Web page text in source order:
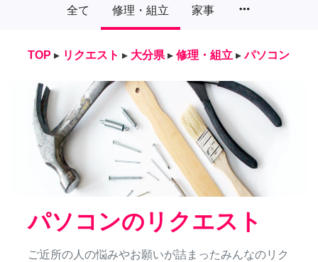
全て 修理・組立 家事 more_horiz
TOP ▸ リクエスト ▸ 大分県 ▸ 修理・組立 ▸ パソコン
パソコンのリクエスト
ご近所の人の悩みやお願いが詰まったみんなのリク